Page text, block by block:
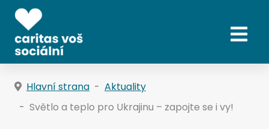
Hlavní strana
Aktuality
Světlo a teplo pro Ukrajinu – zapojte se i vy!